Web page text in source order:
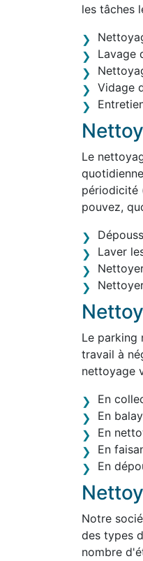
les tâches
Lavage
Vidage
Le
périodicité
pouvez,
Laver
Le parking
travail à
nettoyage
En
En
En
En
En
Notre
des types
nombre